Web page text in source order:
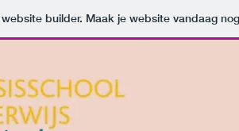
website builder. Maak je website vandaag